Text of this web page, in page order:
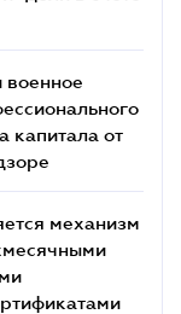
военное
капитала от
механизм